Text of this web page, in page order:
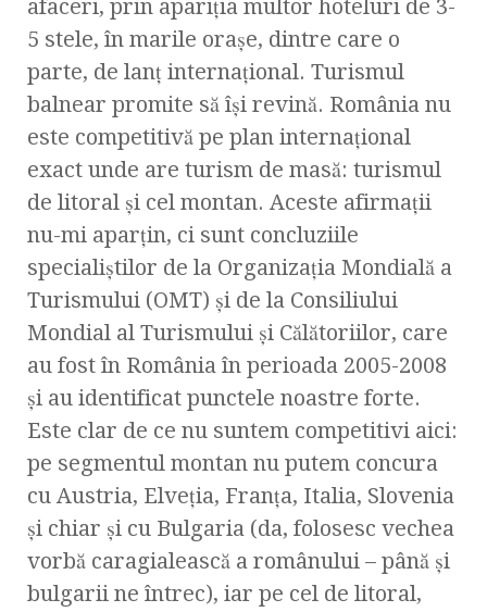
afaceri, prin apariţia multor hoteluri de 3-
5 stele, în marile oraşe, dintre care o
parte, de lanţ internaţional. Turismul
balnear promite să îşi revină. România nu
este competitivă pe plan internaţional
exact unde are turism de masă: turismul
de litoral şi cel montan. Aceste afirmaţii
nu-mi aparţin, ci sunt concluziile
specialiştilor de la Organizaţia Mondială a
Turismului (OMT) şi de la Consiliului
Mondial al Turismului şi Călătoriilor, care
au fost în România în perioada 2005-2008
şi au identificat punctele noastre forte.
Este clar de ce nu suntem competitivi aici:
pe segmentul montan nu putem concura
cu Austria, Elveţia, Franţa, Italia, Slovenia
şi chiar şi cu Bulgaria (da, folosesc vechea
vorbă caragialească a românului – până şi
bulgarii ne întrec), iar pe cel de litoral,